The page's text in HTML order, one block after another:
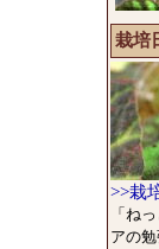
栽培
>>栽
「ね
アの